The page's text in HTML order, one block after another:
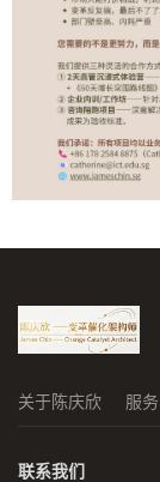
关于陈庆欣 服
联系我们